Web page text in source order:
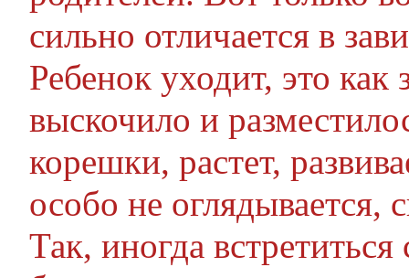
сильно отличается в
Ребенок уходит, это
выскочило и
корешки, растет,
особо не оглядывается,
Так, иногда